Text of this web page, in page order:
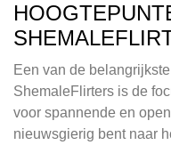
Een van de
ShemaleFlirters is de
voor spannende en
nieuwsgierig bent naar